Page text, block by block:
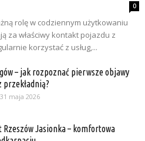
0
rolę w codziennym użytkowaniu
za właściwy kontakt pojazdu z
korzystać z usług,...
– jak rozpoznać pierwsze objawy
31 maja 2026
Rzeszów Jasionka – komfortowa